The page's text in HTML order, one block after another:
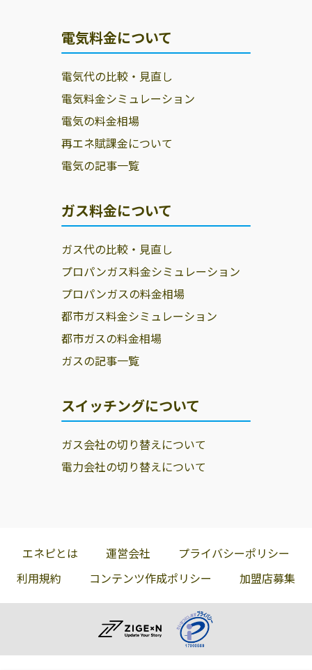
電気料金について
電気代の比較・見直し
電気料金シミュレーション
電気の料金相場
再エネ賦課金について
電気の記事一覧
ガス料金について
ガス代の比較・見直し
プロパンガス料金シミュレーション
プロパンガスの料金相場
都市ガス料金シミュレーション
都市ガスの料金相場
ガスの記事一覧
スイッチングについて
ガス会社の切り替えについて
電力会社の切り替えについて
エネピとは 運営会社
プライバシーポリシー
利用規約
コンテンツ作成ポリシー 加盟店募集